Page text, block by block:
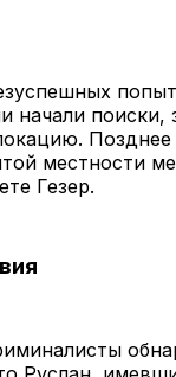
начали поиски,
местности
Гезер.